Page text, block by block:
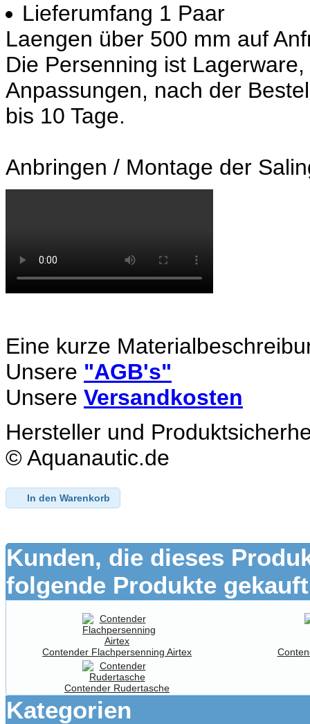
Lieferumfang 1 Paar
Laengen über 500 mm auf
Die Persenning ist
Anpassungen, nach der
bis 10 Tage.
Anbringen / Montage der
Eine kurze
Unsere "AGB's"
Unsere Versandkosten
Hersteller und
© Aquanautic.de
In den Warenkorb
Kunden, die dieses
folgende Produkte
Contender Flachpersenning Airtex
Contender Rudertasche
Kategorien